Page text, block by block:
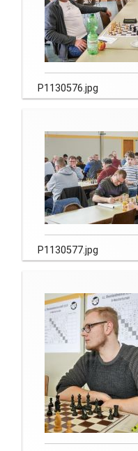
P1130576.jpg
P1130577.jpg